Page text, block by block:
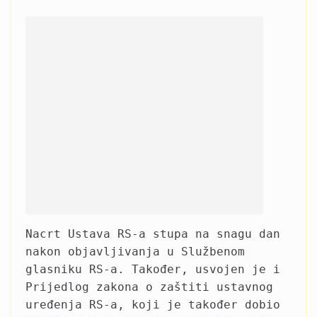
Nacrt Ustava RS-a stupa na snagu dan
nakon objavljivanja u Službenom
glasniku RS-a. Također, usvojen je i
Prijedlog zakona o zaštiti ustavnog
uređenja RS-a, koji je također dobio